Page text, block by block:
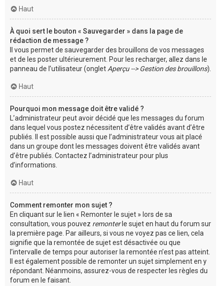
Haut
À quoi sert le bouton « Sauvegarder » dans la page de
rédaction de message ?
Il vous permet de sauvegarder des brouillons de vos messages
et de les poster ultérieurement. Pour les recharger, allez dans le
panneau de l’utilisateur (onglet Aperçu --> Gestion des brouillons).
Haut
Pourquoi mon message doit être validé ?
L’administrateur peut avoir décidé que les messages du forum
dans lequel vous postez nécessitent d’être validés avant d’être
publiés. Il est possible aussi que l’administrateur vous ait placé
dans un groupe dont les messages doivent être validés avant
d’être publiés. Contactez l’administrateur pour plus
d’informations.
Haut
Comment remonter mon sujet ?
En cliquant sur le lien « Remonter le sujet » lors de sa
consultation, vous pouvez remonterle sujet en haut du forum sur
la première page. Par ailleurs, si vous ne voyez pas ce lien, cela
signifie que la remontée de sujet est désactivée ou que
l’intervalle de temps pour autoriser la remontée n’est pas atteint.
Il est également possible de remonter un sujet simplement en y
répondant. Néanmoins, assurez-vous de respecter les règles du
forum en le faisant.